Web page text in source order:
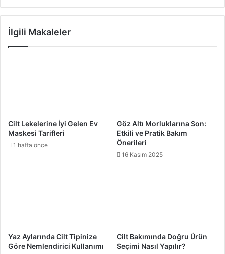
Unutmayın, güzellik sadece dışarıdan gelmez; içsel denge
ve doğal bakım alışkanlıklarıyla birlikte gelir. Doğanın
İlgili Makaleler
Cilt Lekelerine İyi Gelen Ev
Maskesi Tarifleri
1 hafta önce
Göz Altı Morluklarına Son:
Etkili ve Pratik Bakım
Önerileri
16 Kasım 2025
Yaz Aylarında Cilt Tipinize
Göre Nemlendirici Kullanımı
Cilt Bakımında Doğru Ürün
Seçimi Nasıl Yapılır?